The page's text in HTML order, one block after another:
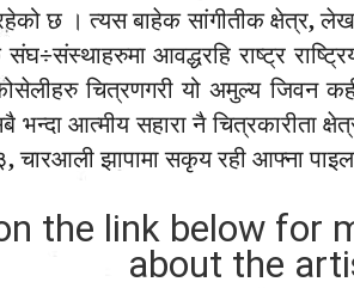
छ । त्यस बाहेक सांगीतीक क्षेत्र,
संघ÷संस्थाहरुमा आवद्धरहि राष्ट्र
चित्रणगरी यो अमुल्य जिवन
भन्दा आत्मीय सहारा नै चित्रकारीता
,चारआली झापामा सकृय रही आफ्ना
the link below for
about the